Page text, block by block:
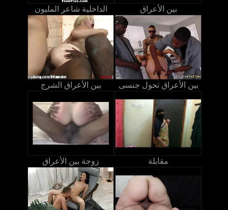
الداخلية شاعر المليون بين الأعراق
بين الأعراق الشرج بين الأعراق تحول جنسى
زوجة بين الأعراق مقابلة